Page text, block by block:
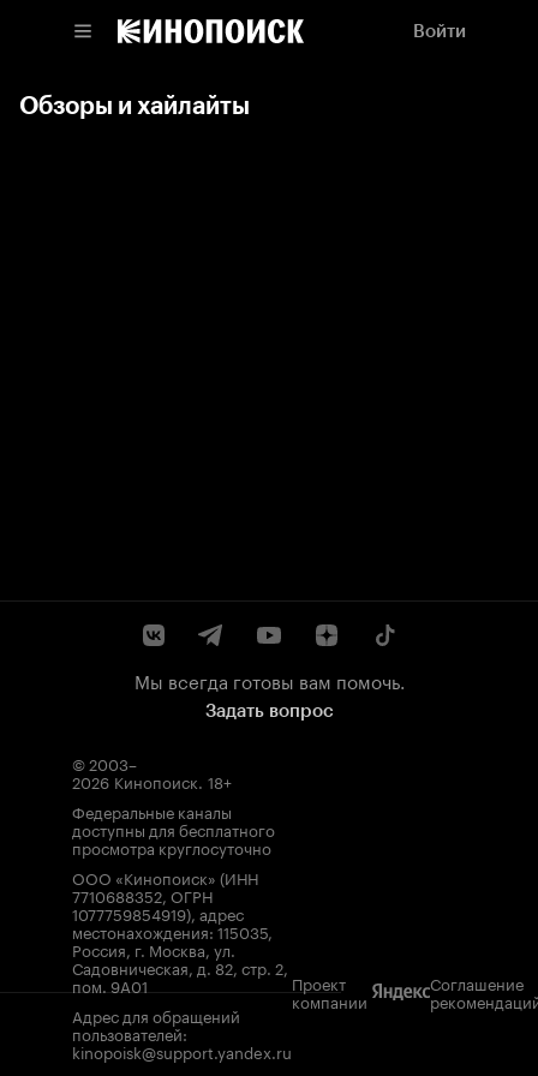
Войти
Обзоры и хайлайты
Мы всегда готовы вам помочь.
Задать вопрос
© 2003–
2026 Кинопоиск. 18+
Федеральные каналы
доступны для бесплатного
просмотра круглосуточно
ООО «Кинопоиск» (ИНН
7710688352, ОГРН
1077759854919), адрес
местонахождения: 115035,
Россия, г. Москва, ул.
Садовническая, д. 82, стр. 2,
пом. 9А01
Адрес для обращений
пользователей:
kinopoisk@support.yandex.ru
Проект
компании
Соглашение